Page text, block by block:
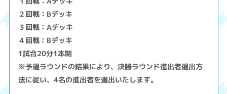
２回戦：Bデッキ
３回戦：Aデッキ
４回戦：Bデッキ
1試合20分1本制
※予選ラウンドの結果により、決勝ラウンド進出者選出方
法に従い、4名の進出者を選出いたします。